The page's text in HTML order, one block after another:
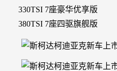
330TSI 7座豪华优享版
380TSI 7座四驱旗舰版